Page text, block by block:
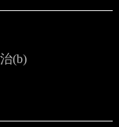
(b)